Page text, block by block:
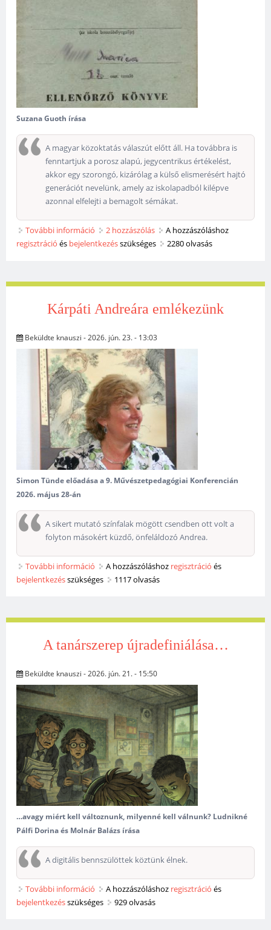
Suzana Guoth írása
A magyar közoktatás válaszút előtt áll. Ha továbbra is
fenntartjuk a porosz alapú, jegycentrikus értékelést,
akkor egy szorongó, kizárólag a külső elismerésért hajtó
generációt nevelünk, amely az iskolapadból kilépve
azonnal elfelejti a bemagolt sémákat.
További információ Jegyhajsza vagy tudásvágy? tartalommal
kapcsolatosan
2 hozzászólás
A hozzászóláshoz
regisztráció és bejelentkezésszükséges 2280 olvasás
Kárpáti Andreára emlékezünk
Beküldte knauszi - 2026. jún. 23. - 13:03
Simon Tünde előadása a 9. Művészetpedagógiai Konferencián
2026. május 28-án
A sikert mutató színfalak mögött csendben ott volt a
folyton másokért küzdő, önfeláldozó Andrea.
További információ Kárpáti Andreára emlékezünk tartalommal
kapcsolatosan
A hozzászóláshoz regisztráció és
bejelentkezésszükséges 1117 olvasás
A tanárszerep újradefiniálása…
Beküldte knauszi - 2026. jún. 21. - 15:50
…avagy miért kell változnunk, milyenné kell válnunk? Ludnikné
Pálfi Dorina és Molnár Balázs írása
A digitális bennszülöttek köztünk élnek.
További információ A tanárszerep újradefiniálása… tartalommal
kapcsolatosan
A hozzászóláshoz regisztráció és
bejelentkezésszükséges 929 olvasás